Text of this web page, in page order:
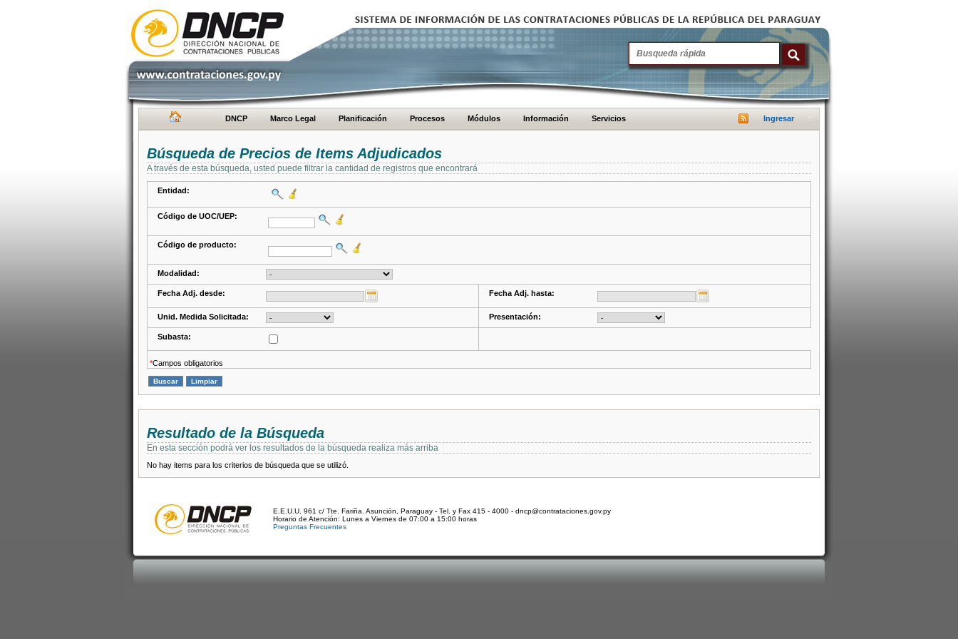
DNCP Marco Legal Planificación Procesos Módulos Información Servicios Ingresar
Búsqueda de Precios de Items Adjudicados
A través de esta búsqueda, usted puede filtrar la cantidad de registros que encontrará
Entidad:
Código de UOC/UEP:
Código de producto:
Modalidad:
Fecha Adj. desde: Fecha Adj. hasta:
Unid. Medida Solicitada: Presentación:
Subasta:
*Campos obligatorios
Resultado de la Búsqueda
En esta sección podrá ver los resultados de la búsqueda realiza más arriba
No hay items para los criterios de búsqueda que se utilizó.
E.E.U.U. 961 c/ Tte. Fariña. Asunción, Paraguay - Tel. y Fax 415 - 4000 - dncp@contrataciones.gov.py
Horario de Atención: Lunes a Viernes de 07:00 a 15:00 horas
Preguntas Frecuentes